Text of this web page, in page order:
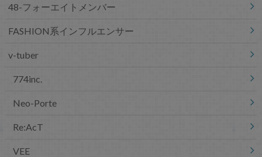
48-フォーエイトメンバー
FASHION系インフルエンサー
v-tuber
774inc.
Neo-Porte
Re:AcT
VEE